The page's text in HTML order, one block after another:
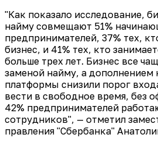
"Как показало исследование,
найму совмещают 51%
предпринимателей, 37% тех,
бизнес, и 41% тех, кто
больше трех лет. Бизнес все
заменой найму, а
платформы снизили порог
вести в свободное время, без
42% предпринимателей
сотрудников", — отметил
правления "Сбербанка"